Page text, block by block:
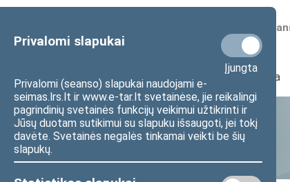
Privalomi slapukai
Įjungta
Privalomi (seanso) slapukai naudojami e-
seimas.lrs.lt ir www.e-tar.lt svetainėse, jie reikalingi
pagrindinių svetainės funkcijų veikimui užtikrinti ir
Jūsų duotam sutikimui su slapuku išsaugoti, jei tokį
davėte. Svetainės negalės tinkamai veikti be šių
slapukų.
Numatomos
Sudėtis Veikla
Statistika